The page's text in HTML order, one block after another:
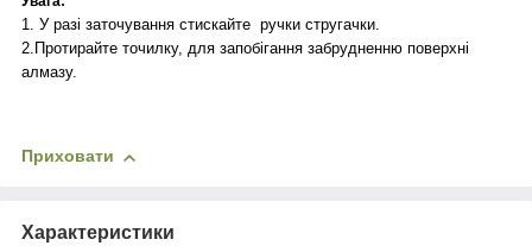
1. У разі заточування стискайте ручки стругачки.
2.Протирайте точилку, для запобігання забрудненню поверхні
алмазу.
Приховати
Характеристики